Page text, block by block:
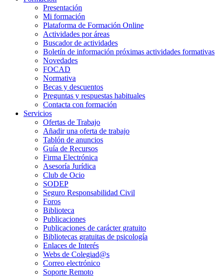
Presentación
Mi formación
Plataforma de Formación Online
Actividades por áreas
Buscador de actividades
Boletín de información próximas actividades formativas
Novedades
FOCAD
Normativa
Becas y descuentos
Preguntas y respuestas habituales
Contacta con formación
Servicios
Ofertas de Trabajo
Añadir una oferta de trabajo
Tablón de anuncios
Guía de Recursos
Firma Electrónica
Asesoría Jurídica
Club de Ocio
SODEP
Seguro Responsabilidad Civil
Foros
Biblioteca
Publicaciones
Publicaciones de carácter gratuito
Bibliotecas gratuitas de psicología
Enlaces de Interés
Webs de Colegiad@s
Correo electrónico
Soporte Remoto